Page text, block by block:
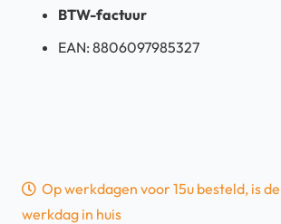
BTW-factuur
EAN: 8806097985327
Op werkdagen voor 15u besteld, is
werkdag in huis